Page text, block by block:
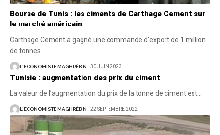
Bourse de Tunis : les ciments de Carthage Cement sur
le marché américain
Carthage Cement a gagné une commande d’export de 1 million
de tonnes
L'ECONOMISTE MAGHRÉBIN 30 JUIN 2023
Tunisie : augmentation des prix du ciment
La valeur de l’augmentation du prix de la tonne de ciment est
L'ECONOMISTE MAGHRÉBIN 22 SEPTEMBRE 2022